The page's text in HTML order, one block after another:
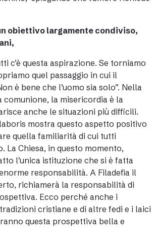
obiettivo largamente condiviso,
c’è questa aspirazione. Se torniamo
quel passaggio in cui il
è bene che l’uomo sia solo”. Nella
la misericordia è la
anche le situazioni più difficili.
mostra questo aspetto positivo
quella familiarità di cui tutti
La Chiesa, in questo momento,
l’unica istituzione che si è fatta
responsabilità. A Filadefia il
richiamerà la responsabilità di
Ecco perché anche i
cristiane e di altre fedi e i laici
questa prospettiva bella e